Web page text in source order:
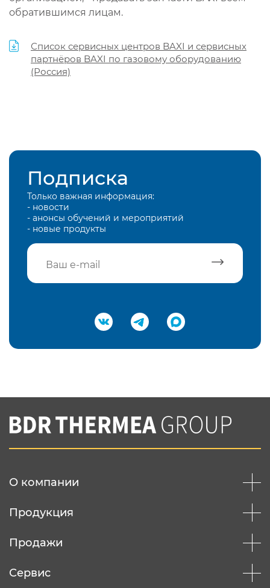
обратившимся лицам.
Список сервисных центров BAXI и сервисных
партнёров BAXI по газовому оборудованию
(Россия)
Подписка
Только важная информация:
- новости
- анонсы обучений и мероприятий
- новые продукты
Подтвердить e-mail
Вы соглашаетесь с нашей политикой
конфеденциальности
О компании
Продукция
Продажи
Сервис